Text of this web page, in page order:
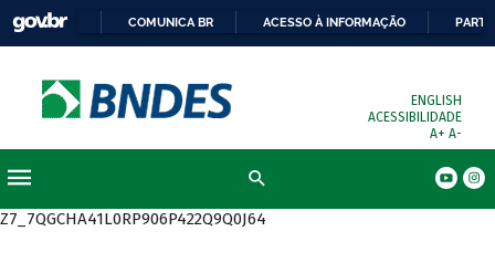
COMUNICA BR ACESSO À INFORMAÇÃO
ENGLISH
ACESSIBILIDADE
A+ A-
Z7_7QGCHA41L0RP906P422Q9Q0J64